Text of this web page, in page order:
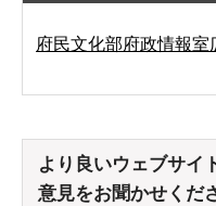
府民文化部府政情報
より良いウェブサイ
意見をお聞かせくだ